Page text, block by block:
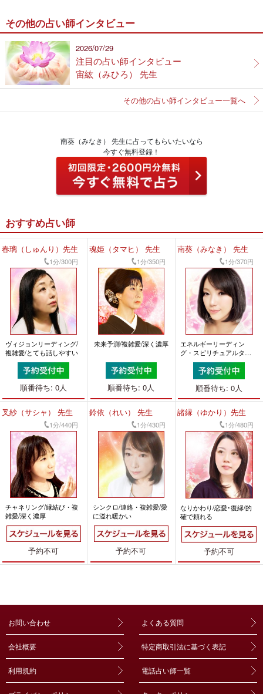
その他の占い師インタビュー
2026/07/29
注目の占い師インタビュー
宙紘（みひろ） 先生
その他の占い師インタビュー一覧へ
南葵（みなき） 先生に占ってもらいたいなら
今すぐ無料登録！
おすすめ占い師
春璃（しゅんり）先生
1分/300円
ヴィジョンリーディング/
複雑愛/とても話しやすい
順番待ち: 0人
魂姫（タマヒ） 先生
1分/350円
未来予測/複雑愛/深く濃厚
順番待ち: 0人
南葵（みなき） 先生
1分/370円
エネルギーリーディン
グ・スピリチュアルタロ
ット/相手の気持ち/前向き
になれる
順番待ち: 0人
叉紗（サシャ） 先生
1分/440円
チャネリング/縁結び・複
雑愛/深く濃厚
予約不可
鈴依（れい） 先生
1分/430円
シンクロ/連絡・複雑愛/愛
に溢れ暖かい
予約不可
諸縁（ゆかり）先生
1分/480円
なりかわり/恋愛･復縁/的
確で頼れる
予約不可
お問い合わせ よくある質問
会社概要 特定商取引法に基づく表記
利用規約 電話占い師一覧